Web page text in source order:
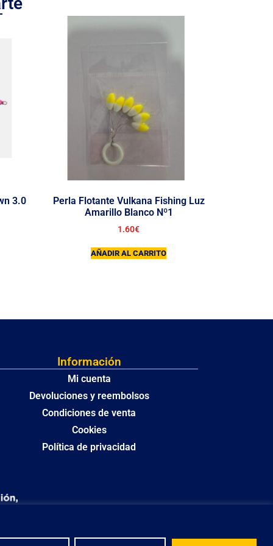
3.0
Perla Flotante Vulkana Fishing Luz
Amarillo Blanco Nº1
1.60€
AÑADIR AL CARRITO
Información
Mi cuenta
Devoluciones y reembolsos
Condiciones de venta
Cookies
Política de privacidad